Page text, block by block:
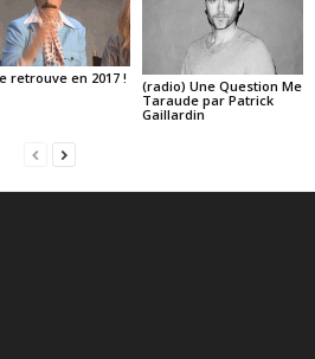
retrouve en 2017 !
(radio) Une Question Me
Taraude par Patrick
Gaillardin